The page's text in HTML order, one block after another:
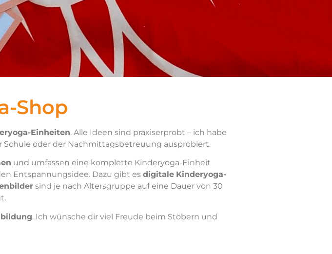
Shop
Einheiten. Alle Ideen sind praxiserprobt – ich habe
Schule oder der Nachmittagsbetreuung ausprobiert.
und umfassen eine komplette Kinderyoga-Einheit
Entspannungsidee. Dazu gibt es digitale Kinderyoga-
sind je nach Altersgruppe auf eine Dauer von 30
. Ich wünsche dir viel Freude beim Stöbern und